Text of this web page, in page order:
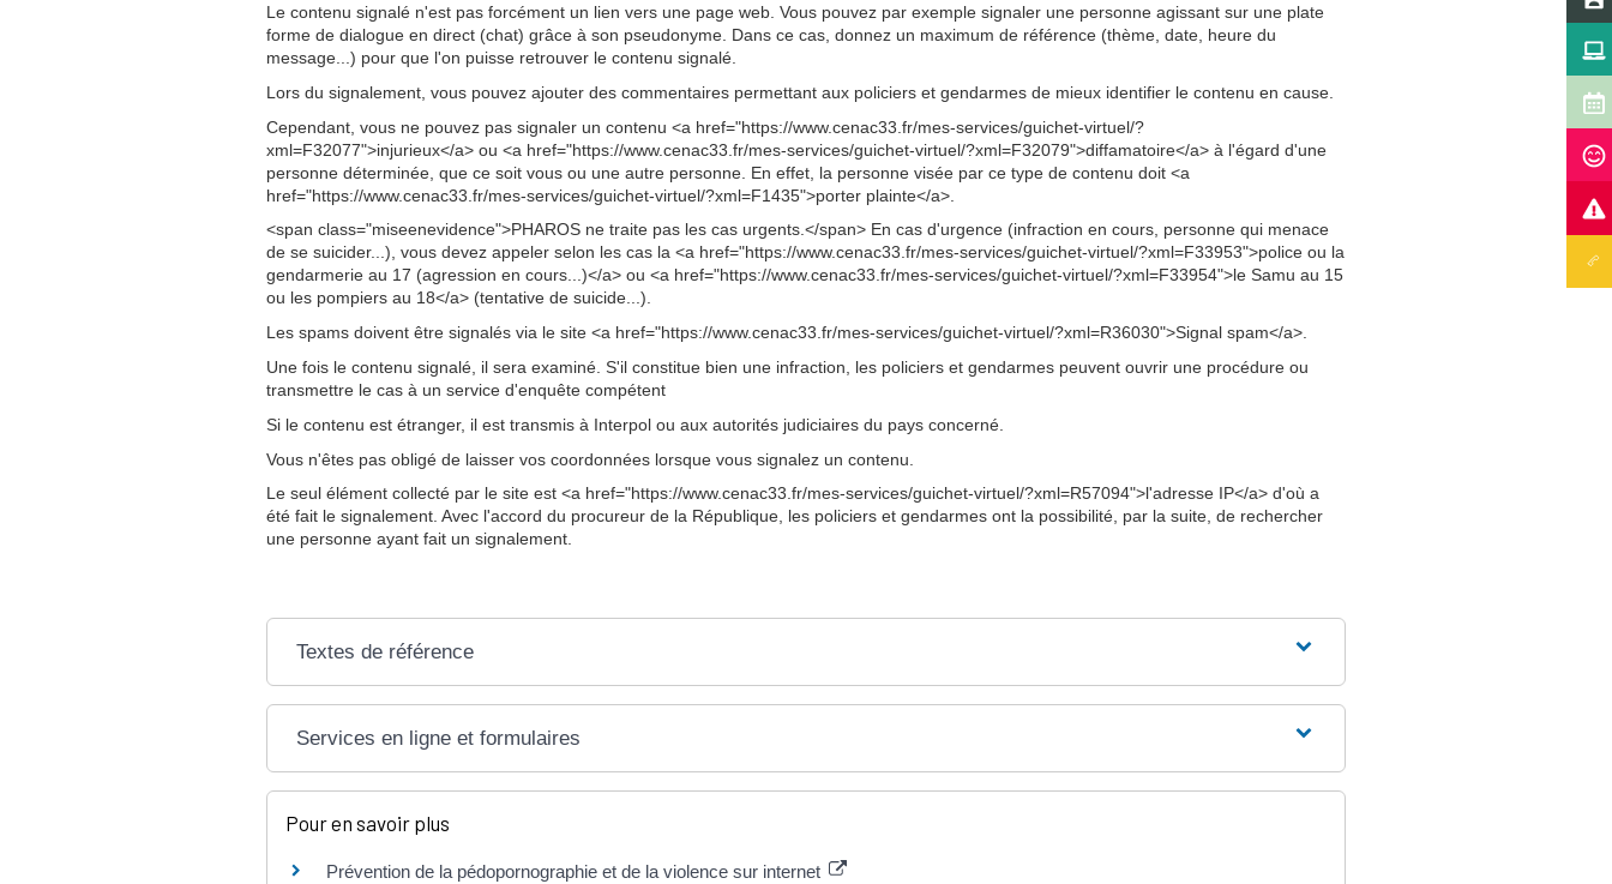
Le contenu signalé n'est pas forcément un lien vers une page web. Vous pouvez par exemple signaler une personne agissant sur une plate
forme de dialogue en direct (chat) grâce à son pseudonyme. Dans ce cas, donnez un maximum de référence (thème, date, heure du
message...) pour que l'on puisse retrouver le contenu signalé.
Lors du signalement, vous pouvez ajouter des commentaires permettant aux policiers et gendarmes de mieux identifier le contenu en cause.
Cependant, vous ne pouvez pas signaler un contenu <a href="https://www.cenac33.fr/mes-services/guichet-virtuel/?
xml=F32077">injurieux</a> ou <a href="https://www.cenac33.fr/mes-services/guichet-virtuel/?xml=F32079">diffamatoire</a> à l'égard d'une
personne déterminée, que ce soit vous ou une autre personne. En effet, la personne visée par ce type de contenu doit <a
href="https://www.cenac33.fr/mes-services/guichet-virtuel/?xml=F1435">porter plainte</a>.
<span class="miseenevidence">PHAROS ne traite pas les cas urgents.</span> En cas d'urgence (infraction en cours, personne qui menace
de se suicider...), vous devez appeler selon les cas la <a href="https://www.cenac33.fr/mes-services/guichet-virtuel/?xml=F33953">police ou la
gendarmerie au 17 (agression en cours...)</a> ou <a href="https://www.cenac33.fr/mes-services/guichet-virtuel/?xml=F33954">le Samu au 15
ou les pompiers au 18</a> (tentative de suicide...).
Les spams doivent être signalés via le site <a href="https://www.cenac33.fr/mes-services/guichet-virtuel/?xml=R36030">Signal spam</a>.
Une fois le contenu signalé, il sera examiné. S'il constitue bien une infraction, les policiers et gendarmes peuvent ouvrir une procédure ou
transmettre le cas à un service d'enquête compétent
Si le contenu est étranger, il est transmis à Interpol ou aux autorités judiciaires du pays concerné.
Vous n'êtes pas obligé de laisser vos coordonnées lorsque vous signalez un contenu.
Le seul élément collecté par le site est <a href="https://www.cenac33.fr/mes-services/guichet-virtuel/?xml=R57094">l'adresse IP</a> d'où a
été fait le signalement. Avec l'accord du procureur de la République, les policiers et gendarmes ont la possibilité, par la suite, de rechercher
une personne ayant fait un signalement.
Textes de référence
Services en ligne et formulaires
Pour en savoir plus
Prévention de la pédopornographie et de la violence sur internet